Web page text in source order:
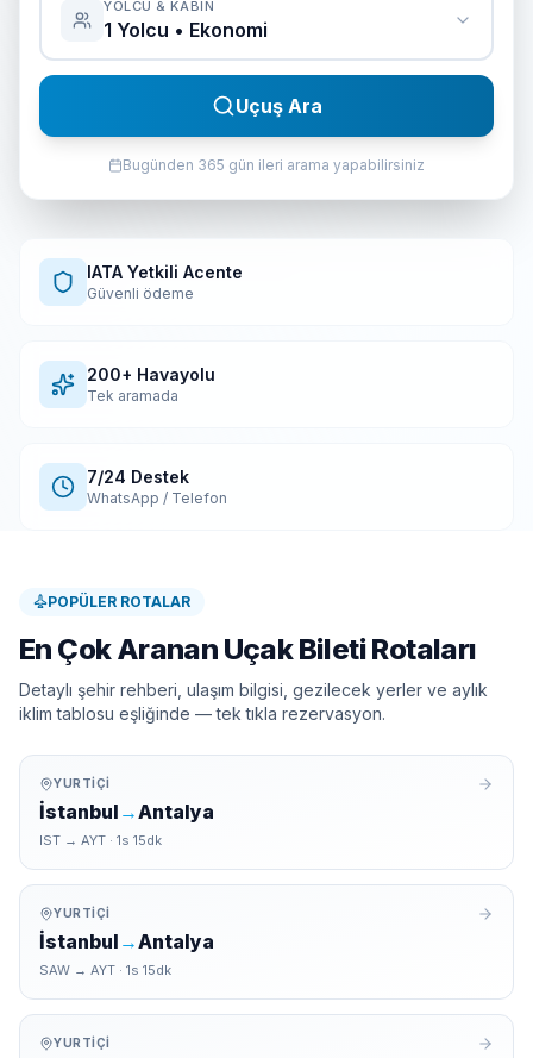
YOLCU & KABIN
1 Yolcu • Ekonomi
Uçuş Ara
Bugünden 365 gün ileri arama yapabilirsiniz
IATA Yetkili Acente
Güvenli ödeme
200+ Havayolu
Tek aramada
7/24 Destek
WhatsApp / Telefon
POPÜLER ROTALAR
En Çok Aranan Uçak Bileti Rotaları
Detaylı şehir rehberi, ulaşım bilgisi, gezilecek yerler ve aylık
iklim tablosu eşliğinde — tek tıkla rezervasyon.
YURTIÇI
İstanbul →Antalya
IST → AYT · 1s 15dk
YURTIÇI
İstanbul →Antalya
SAW → AYT · 1s 15dk
YURTIÇI